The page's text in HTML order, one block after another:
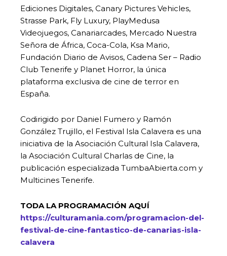
Ediciones Digitales, Canary Pictures Vehicles,
Strasse Park, Fly Luxury, PlayMedusa
Videojuegos, Canariarcades, Mercado Nuestra
Señora de África, Coca-Cola, Ksa Mario,
Fundación Diario de Avisos, Cadena Ser – Radio
Club Tenerife y Planet Horror, la única
plataforma exclusiva de cine de terror en
España.
Codirigido por Daniel Fumero y Ramón
González Trujillo, el Festival Isla Calavera es una
iniciativa de la Asociación Cultural Isla Calavera,
la Asociación Cultural Charlas de Cine, la
publicación especializada TumbaAbierta.com y
Multicines Tenerife.
TODA LA PROGRAMACIÓN AQUÍ
https://culturamania.com/programacion-del-
festival-de-cine-fantastico-de-canarias-isla-
calavera